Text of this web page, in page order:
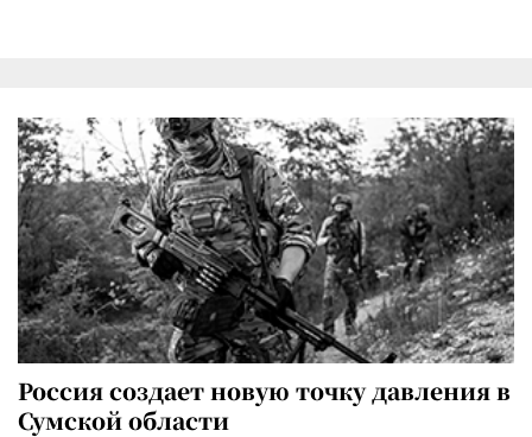
Россия создает новую точку давления в
Сумской области